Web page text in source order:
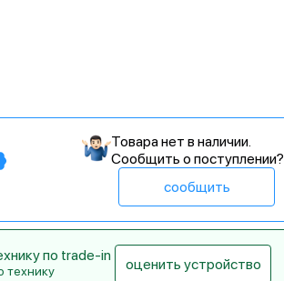
Товара нет в наличии.
Сообщить о поступлении?
сообщить
по trade-in
технику оценить устройство